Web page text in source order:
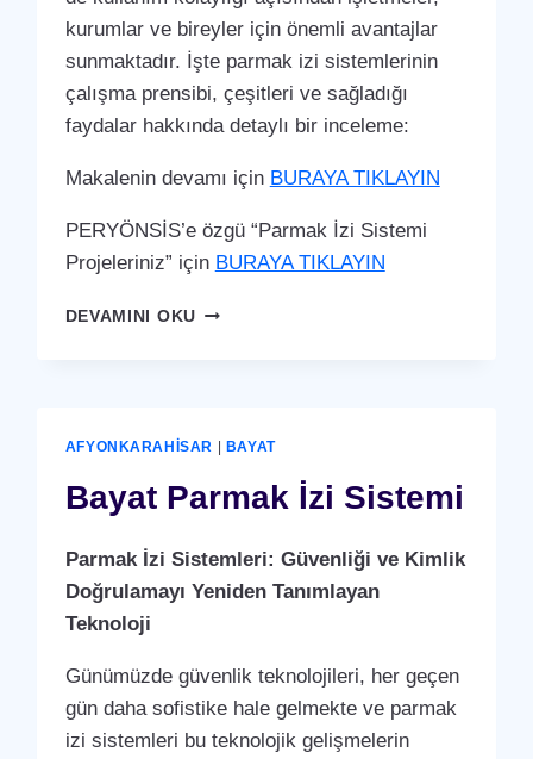
kurumlar ve bireyler için önemli avantajlar
sunmaktadır. İşte parmak izi sistemlerinin
çalışma prensibi, çeşitleri ve sağladığı
faydalar hakkında detaylı bir inceleme:
Makalenin devamı için BURAYA TIKLAYIN
PERYÖNSİS’e özgü “Parmak İzi Sistemi
Projeleriniz” için BURAYA TIKLAYIN
DEVAMINI OKUBAYAT
AFYONKARAHISAR BAYAT
Bayat Parmak İzi Sistemi
Parmak İzi Sistemleri: Güvenliği ve Kimlik
Doğrulamayı Yeniden Tanımlayan
Teknoloji
Günümüzde güvenlik teknolojileri, her geçen
gün daha sofistike hale gelmekte ve parmak
izi sistemleri bu teknolojik gelişmelerin